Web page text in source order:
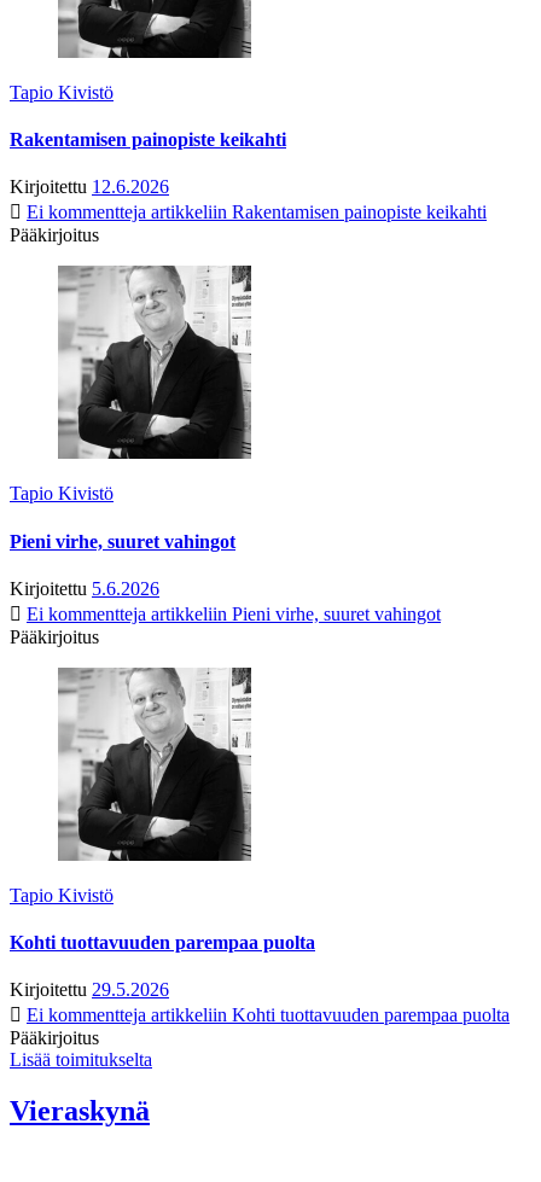
Tapio Kivistö
Rakentamisen painopiste keikahti
Kirjoitettu 12.6.2026
Ei kommentteja artikkeliin Rakentamisen painopiste keikahti
Pääkirjoitus
Tapio Kivistö
Pieni virhe, suuret vahingot
Kirjoitettu 5.6.2026
Ei kommentteja artikkeliin Pieni virhe, suuret vahingot
Pääkirjoitus
Tapio Kivistö
Kohti tuottavuuden parempaa puolta
Kirjoitettu 29.5.2026
Ei kommentteja artikkeliin Kohti tuottavuuden parempaa puolta
Pääkirjoitus
Lisää toimitukselta
Vieraskynä